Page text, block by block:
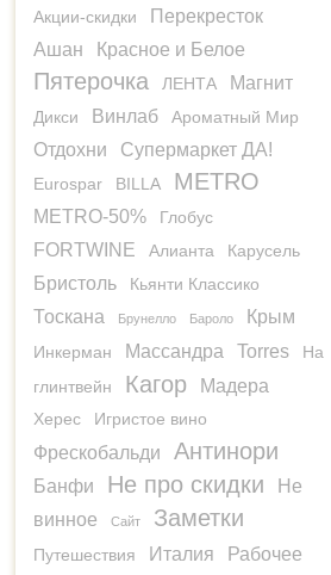
Акции-скидки
Перекресток
Ашан
Красное и Белое
Пятерочка ЛЕНТА Магнит
Дикси Винлаб Ароматный Мир
Отдохни Супермаркет ДА!
Eurospar BILLA METRO
METRO-50% Глобус
FORTWINE Алианта Карусель
Бристоль Кьянти Классико
Тоскана Брунелло Бароло Крым
Инкерман Массандра Torres
На
глинтвейн
Кагор Мадера
Херес Игристое вино
Фрескобальди Антинори
Банфи Не про скидки
Не
винное
Сайт Заметки
Путешествия Италия Рабочее